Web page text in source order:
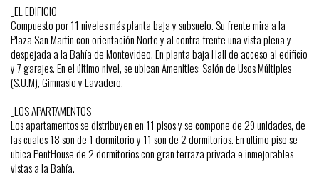
_EL EDIFICIO
Compuesto por 11 niveles más planta baja y subsuelo. Su frente mira a la
Plaza San Martin con orientación Norte y al contra frente una vista plena y
despejada a la Bahía de Montevideo. En planta baja Hall de acceso al edificio
y 7 garajes. En el último nivel, se ubican Amenities: Salón de Usos Múltiples
(S.U.M), Gimnasio y Lavadero.
_LOS APARTAMENTOS
Los apartamentos se distribuyen en 11 pisos y se compone de 29 unidades, de
las cuales 18 son de 1 dormitorio y 11 son de 2 dormitorios. En último piso se
ubica PentHouse de 2 dormitorios con gran terraza privada e inmejorables
vistas a la Bahía.